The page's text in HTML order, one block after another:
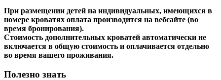
При размещении детей на индивидуальных, имеющихся в
номере кроватях оплата производится на вебсайте (во
время бронирования).
Стоимость дополнительных кроватей автоматически не
включается в общую стоимость и оплачивается отдельно
во время вашего проживания.
Полезно знать